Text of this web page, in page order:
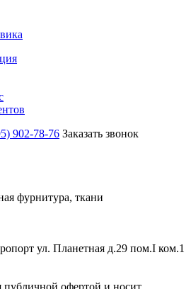
902-78-76 Заказать звонок
фурнитура, ткани
ул. Планетная д.29 пом.I ком.1